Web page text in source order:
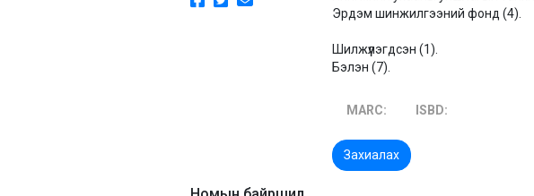
Эрдэм шинжилгээний фонд (4).
Шилжүүлэгдсэн (1).
Бэлэн (7).
MARC: ISBD:
Захиалах